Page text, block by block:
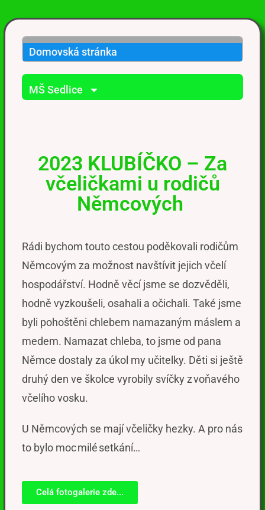
Domovská stránka
MŠ Sedlice
2023 KLUBÍČKO – Za
včeličkami u rodičů
Němcových
Rádi bychom touto cestou poděkovali rodičům
Němcovým za možnost navštívit jejich včelí
hospodářství. Hodně věcí jsme se dozvěděli,
hodně vyzkoušeli, osahali a očichali. Také jsme
byli pohoštěni chlebem namazaným máslem a
medem. Namazat chleba, to jsme od pana
Němce dostaly za úkol my učitelky. Děti si ještě
druhý den ve školce vyrobily svíčky z voňavého
včelího vosku.
U Němcových se mají včeličky hezky. A pro nás
to bylo moc milé setkání…
Celá fotogalerie zde...